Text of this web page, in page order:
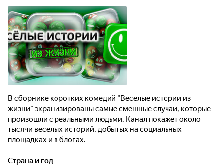
В сборнике коротких комедий "Веселые истории из
жизни" экранизированы самые смешные случаи, которые
произошли с реальными людьми. Канал покажет около
тысячи веселых историй, добытых на социальных
площадках и в блогах.
Страна и год